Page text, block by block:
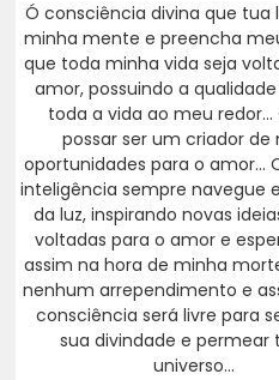
Ó consciência divina que tua
minha mente e preencha
que toda minha vida seja
amor, possuindo a
toda a vida ao meu redor...
possar ser um criador de
oportunidades para o amor...
inteligência sempre navegue
da luz, inspirando novas
voltadas para o amor e
assim na hora de minha
nenhum arrependimento e
consciência será livre para
sua divindade e permear
universo...